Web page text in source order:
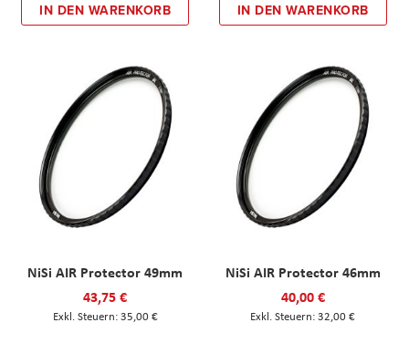
IN DEN WARENKORB IN DEN WARENKORB
NiSi AIR Protector 49mm
43,75 €
35,00 €
NiSi AIR Protector 46mm
40,00 €
32,00 €